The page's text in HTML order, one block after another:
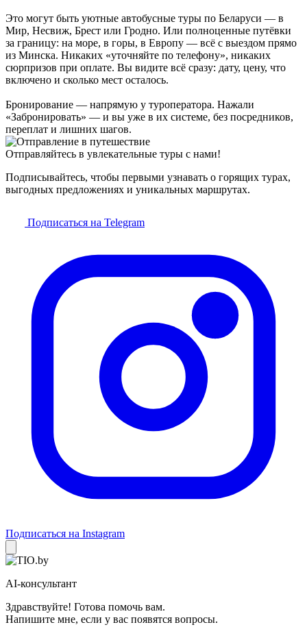
Это могут быть уютные автобусные туры по Беларуси — в
Мир, Несвиж, Брест или Гродно. Или полноценные путёвки
за границу: на море, в горы, в Европу — всё с выездом прямо
из Минска. Никаких «уточняйте по телефону», никаких
сюрпризов при оплате. Вы видите всё сразу: дату, цену, что
включено и сколько мест осталось.
Бронирование — напрямую у туроператора. Нажали
«Забронировать» — и вы уже в их системе, без посредников,
переплат и лишних шагов.
Отправляйтесь в увлекательные туры с нами!
Подписывайтесь, чтобы первыми узнавать о горящих турах,
выгодных предложениях и уникальных маршрутах.
Подписаться на Telegram
Подписаться на Instagram
AI-консультант
Здравствуйте! Готова помочь вам.
Напишите мне, если у вас появятся вопросы.